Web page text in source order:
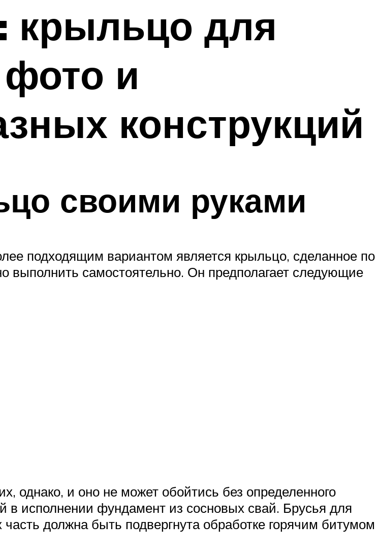
крыльцо для
и
конструкций
своими руками
подходящим вариантом является крыльцо, сделанное по
самостоятельно. Он предполагает следующие
однако, и оно не может обойтись без определенного
исполнении фундамент из сосновых свай. Брусья для
должна быть подвергнута обработке горячим битумом